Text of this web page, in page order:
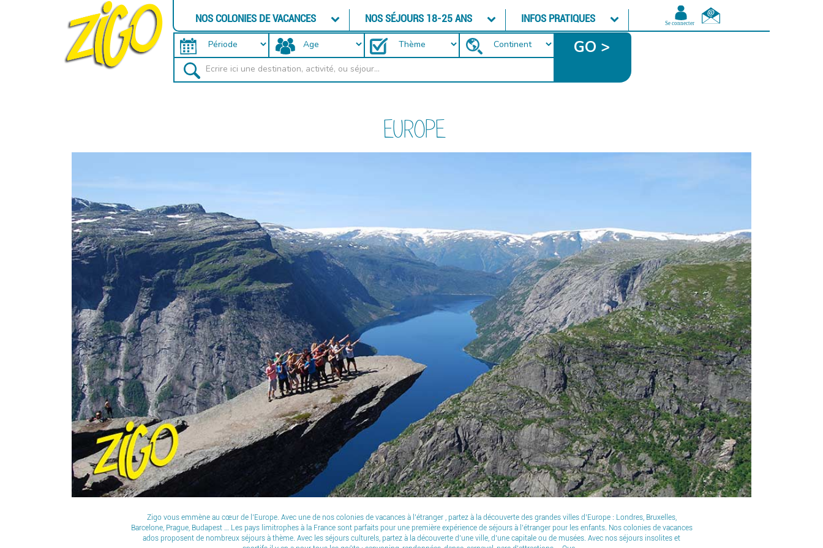
NOS COLONIES DE VACANCES NOS SÉJOURS 18-25 ANS INFOS PRATIQUES
GO >
EUROPE
Zigo vous emmène au cœur de l’Europe. Avec une de nos colonies de vacances à l’étranger , partez à la découverte des grandes villes d’Europe : Londres, Bruxelles,
Barcelone, Prague, Budapest … Les pays limitrophes à la France sont parfaits pour une première expérience de séjours à l’étranger pour les enfants. Nos colonies de vacances
ados proposent de nombreux séjours à thème. Avec les séjours culturels, partez à la découverte d’une ville, d’une capitale ou de musées. Avec nos séjours insolites et